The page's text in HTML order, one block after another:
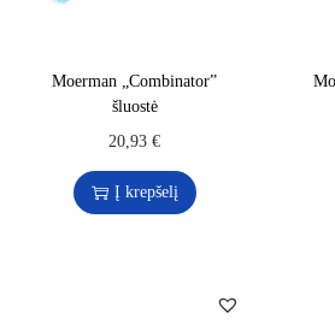
Moerman „Combinator”
šluostė
20,93€
Į krepšelį